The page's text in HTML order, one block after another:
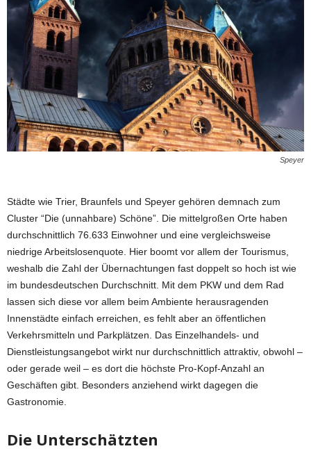
Speyer
Städte wie Trier, Braunfels und Speyer gehören demnach zum
Cluster “Die (unnahbare) Schöne”. Die mittelgroßen Orte haben
durchschnittlich 76.633 Einwohner und eine vergleichsweise
niedrige Arbeitslosenquote. Hier boomt vor allem der Tourismus,
weshalb die Zahl der Übernachtungen fast doppelt so hoch ist wie
im bundesdeutschen Durchschnitt. Mit dem PKW und dem Rad
lassen sich diese vor allem beim Ambiente herausragenden
Innenstädte einfach erreichen, es fehlt aber an öffentlichen
Verkehrsmitteln und Parkplätzen. Das Einzelhandels- und
Dienstleistungsangebot wirkt nur durchschnittlich attraktiv, obwohl –
oder gerade weil – es dort die höchste Pro-Kopf-Anzahl an
Geschäften gibt. Besonders anziehend wirkt dagegen die
Gastronomie.
Die Unterschätzten